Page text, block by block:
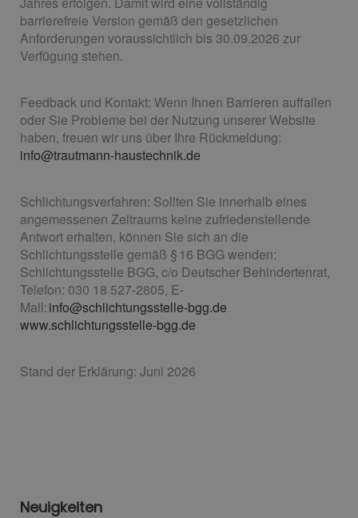
barrierefreie Version gemäß den gesetzlichen
Anforderungen voraussichtlich bis 30.09.2026 zur
Verfügung stehen.
Feedback und Kontakt: Wenn Ihnen Barrieren auffallen
oder Sie Probleme bei der Nutzung unserer Website
haben, freuen wir uns über Ihre Rückmeldung:
info@trautmann-haustechnik.de
Schlichtungsverfahren: Sollten Sie innerhalb eines
angemessenen Zeitraums keine zufriedenstellende
Antwort erhalten, können Sie sich an die
Schlichtungsstelle gemäß § 16 BGG wenden:
Schlichtungsstelle BGG, c/o Deutscher Behindertenrat,
Telefon: 030 18 527-2805, E-
Mail:info@schlichtungsstelle-bgg.de
www.schlichtungsstelle-bgg.de
Stand der Erklärung: Juni 2026
Neuigkeiten